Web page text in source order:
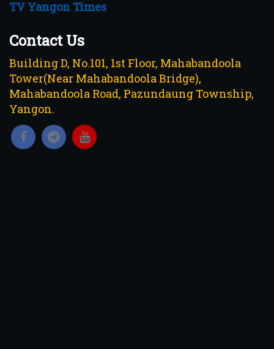
TV Yangon Times
Contact Us
Building D, No.101, 1st Floor, Mahabandoola
Tower(Near Mahabandoola Bridge),
Mahabandoola Road, Pazundaung Township,
Yangon.